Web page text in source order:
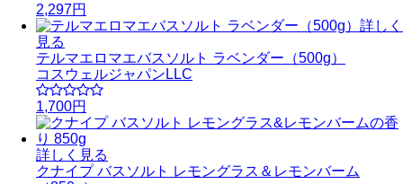
2,297円
詳しく
見る
テルマエロマエバスソルト ラベンダー（500g）
コスウェルジャパンLLC
1,700円
詳しく見る
クナイプ バスソルト レモングラス＆レモンバーム